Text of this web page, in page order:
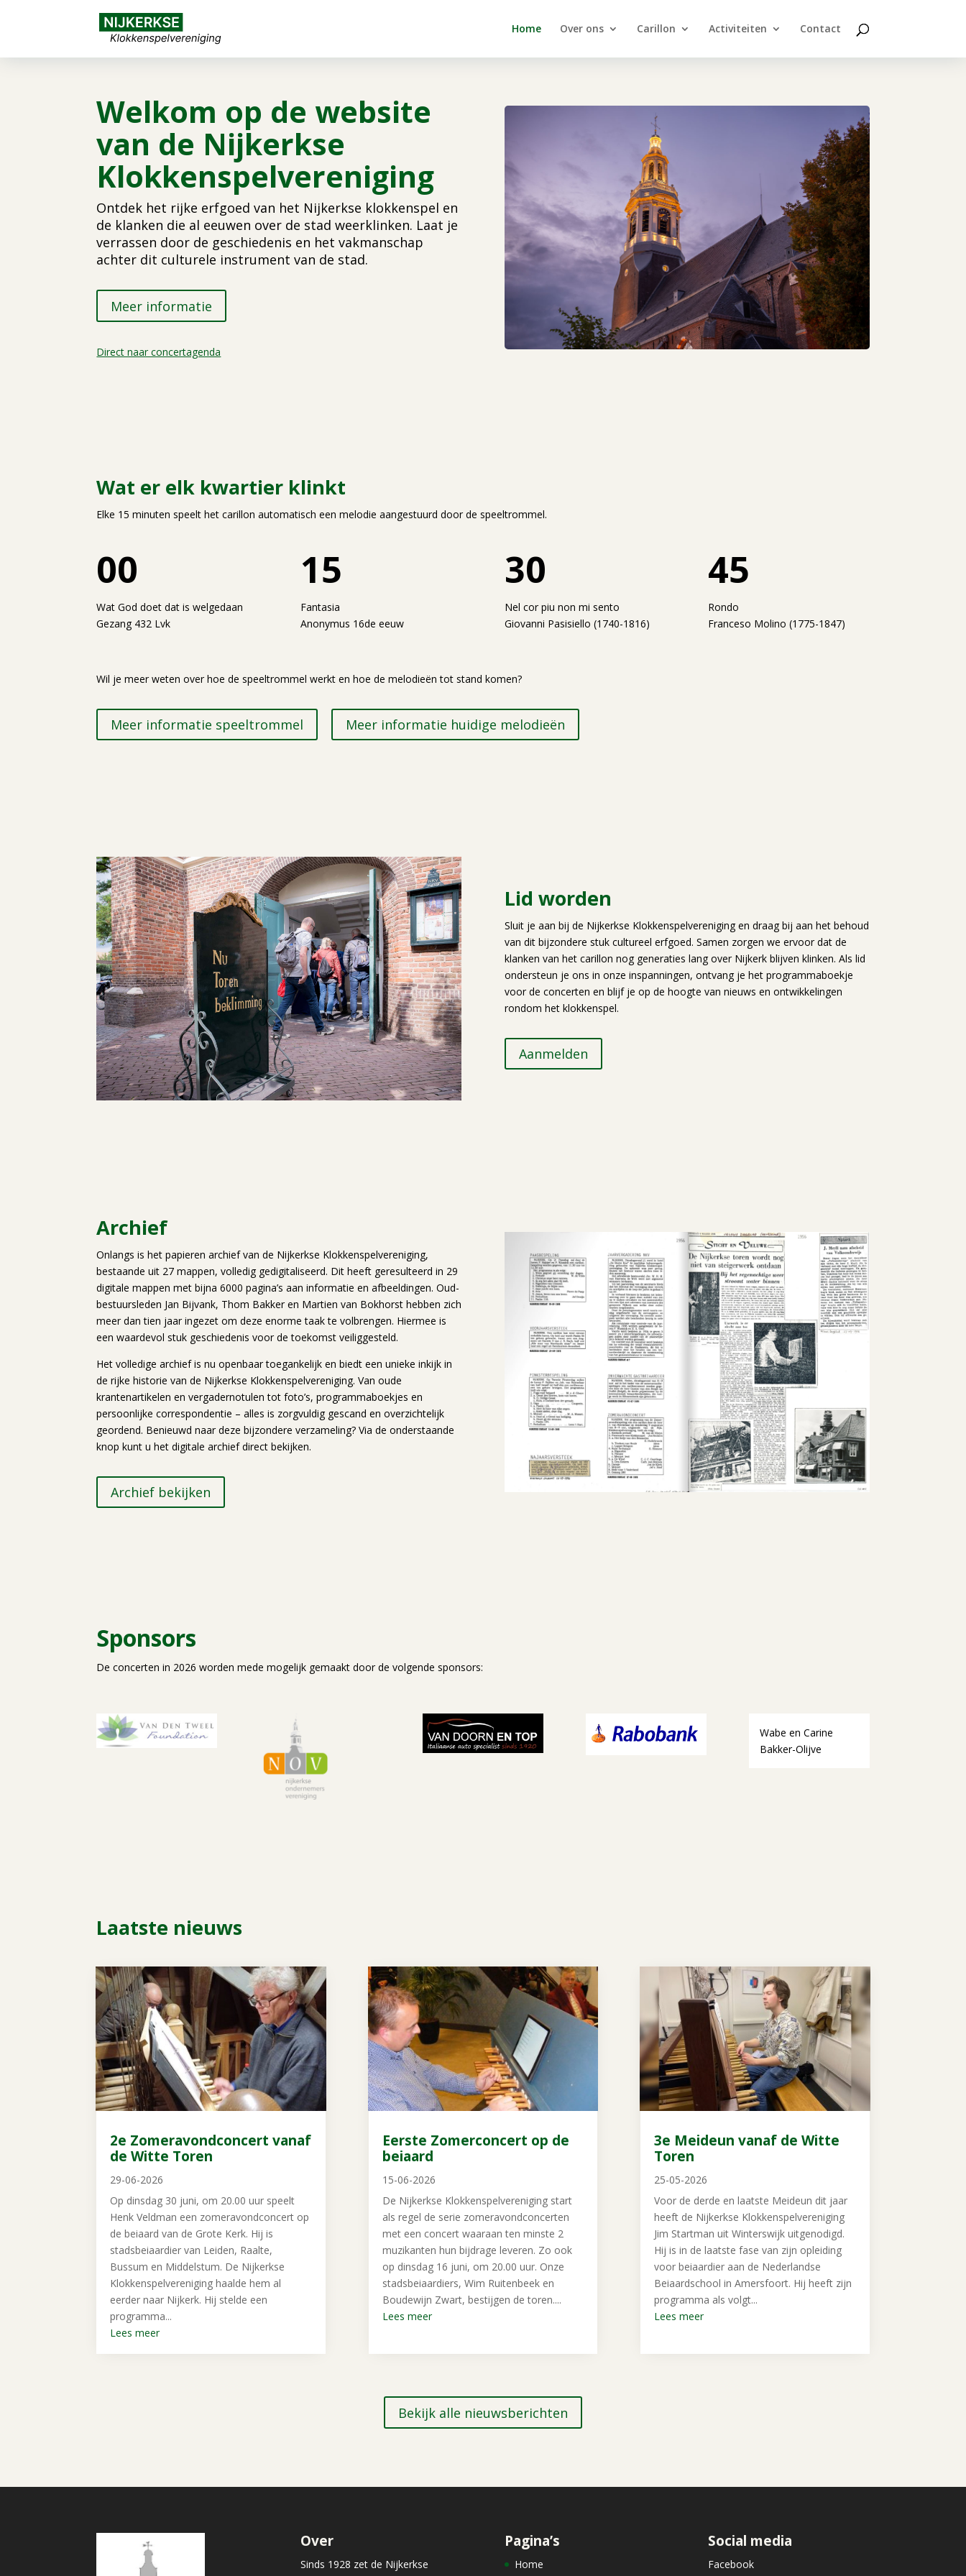
Home Over ons Carillon Activiteiten Contact
Welkom op de website
van de Nijkerkse
Klokkenspelvereniging
Ontdek het rijke erfgoed van het Nijkerkse klokkenspel en
de klanken die al eeuwen over de stad weerklinken. Laat je
verrassen door de geschiedenis en het vakmanschap
achter dit culturele instrument van de stad.
Meer informatie
Direct naar concertagenda
Wat er elk kwartier klinkt
Elke 15 minuten speelt het carillon automatisch een melodie aangestuurd door de speeltrommel.
00
Wat God doet dat is welgedaan
Gezang 432 Lvk
15
Fantasia
Anonymus 16de eeuw
30
Nel cor piu non mi sento
Giovanni Pasisiello (1740-1816)
45
Rondo
Franceso Molino (1775-1847)
Wil je meer weten over hoe de speeltrommel werkt en hoe de melodieën tot stand komen?
Meer informatie speeltrommel Meer informatie huidige melodieën
Lid worden
Sluit je aan bij de Nijkerkse Klokkenspelvereniging en draag bij aan het behoud
van dit bijzondere stuk cultureel erfgoed. Samen zorgen we ervoor dat de
klanken van het carillon nog generaties lang over Nijkerk blijven klinken. Als lid
ondersteun je ons in onze inspanningen, ontvang je het programmaboekje
voor de concerten en blijf je op de hoogte van nieuws en ontwikkelingen
rondom het klokkenspel.
Aanmelden
Archief
Onlangs is het papieren archief van de Nijkerkse Klokkenspelvereniging,
bestaande uit 27 mappen, volledig gedigitaliseerd. Dit heeft geresulteerd in 29
digitale mappen met bijna 6000 pagina’s aan informatie en afbeeldingen. Oud-
bestuursleden Jan Bijvank, Thom Bakker en Martien van Bokhorst hebben zich
meer dan tien jaar ingezet om deze enorme taak te volbrengen. Hiermee is
een waardevol stuk geschiedenis voor de toekomst veiliggesteld.
Het volledige archief is nu openbaar toegankelijk en biedt een unieke inkijk in
de rijke historie van de Nijkerkse Klokkenspelvereniging. Van oude
krantenartikelen en vergadernotulen tot foto’s, programmaboekjes en
persoonlijke correspondentie – alles is zorgvuldig gescand en overzichtelijk
geordend. Benieuwd naar deze bijzondere verzameling? Via de onderstaande
knop kunt u het digitale archief direct bekijken.
Archief bekijken
Sponsors
De concerten in 2026 worden mede mogelijk gemaakt door de volgende sponsors:
Wabe en Carine
Bakker-Olijve
Laatste nieuws
2e Zomeravondconcert vanaf
de Witte Toren
29-06-2026
Op dinsdag 30 juni, om 20.00 uur speelt
Henk Veldman een zomeravondconcert op
de beiaard van de Grote Kerk. Hij is
stadsbeiaardier van Leiden, Raalte,
Bussum en Middelstum. De Nijkerkse
Klokkenspelvereniging haalde hem al
eerder naar Nijkerk. Hij stelde een
programma...
Lees meer
Eerste Zomerconcert op de
beiaard
15-06-2026
De Nijkerkse Klokkenspelvereniging start
als regel de serie zomeravondconcerten
met een concert waaraan ten minste 2
muzikanten hun bijdrage leveren. Zo ook
op dinsdag 16 juni, om 20.00 uur. Onze
stadsbeiaardiers, Wim Ruitenbeek en
Boudewijn Zwart, bestijgen de toren....
Lees meer
3e Meideun vanaf de Witte
Toren
25-05-2026
Voor de derde en laatste Meideun dit jaar
heeft de Nijkerkse Klokkenspelvereniging
Jim Startman uit Winterswijk uitgenodigd.
Hij is in de laatste fase van zijn opleiding
voor beiaardier aan de Nederlandse
Beiaardschool in Amersfoort. Hij heeft zijn
programma als volgt...
Lees meer
Bekijk alle nieuwsberichten
Over
Sinds 1928 zet de Nijkerkse
Pagina’s
Home
Social media
Facebook